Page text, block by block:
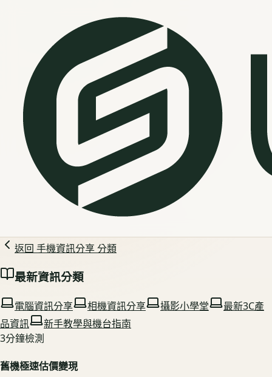
返回 手機資訊分享分類
最新資訊分類
電腦資訊分享 相機資訊分享 攝影小學堂
最新3C產
品資訊
新手教學與機台指南
3分鐘檢測
舊機極速估價變現